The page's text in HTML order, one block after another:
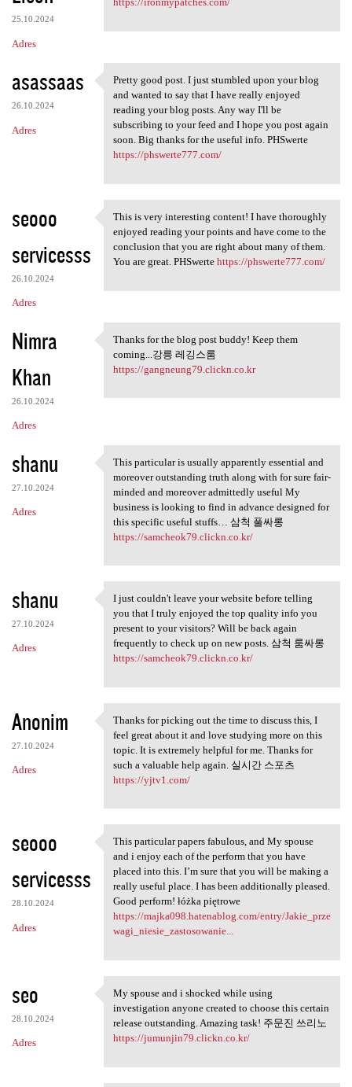
25.10.2024
Adres
asassaas
26.10.2024
Adres
Pretty good post. I just
Pretty good post. I just stumbled upon your blog
and wanted to say that I have really enjoyed
reading your blog posts. Any way I'll be
subscribing to your feed and I hope you post again
soon. Big thanks for the useful info. PHSwerte
https://phswerte777.com/
seooo
servicesss
26.10.2024
Adres
This is very interesting
This is very interesting content! I have thoroughly
enjoyed reading your points and have come to the
conclusion that you are right about many of them.
You are great. PHSwerte https://phswerte777.com/
Nimra
Khan
26.10.2024
Adres
Thanks for the blog post
Thanks for the blog post buddy! Keep them
coming...강릉 레깅스룸
https://gangneung79.clickn.co.kr
shanu
27.10.2024
Adres
This particular is usually
This particular is usually apparently essential and
moreover outstanding truth along with for sure fair-
minded and moreover admittedly useful My
business is looking to find in advance designed for
this specific useful stuffs… 삼척 풀싸롱
https://samcheok79.clickn.co.kr/
shanu
27.10.2024
Adres
I just couldn't leave your
I just couldn't leave your website before telling
you that I truly enjoyed the top quality info you
present to your visitors? Will be back again
frequently to check up on new posts. 삼척 룸싸롱
https://samcheok79.clickn.co.kr/
Anonim
27.10.2024
Adres
Thanks for picking out the
Thanks for picking out the time to discuss this, I
feel great about it and love studying more on this
topic. It is extremely helpful for me. Thanks for
such a valuable help again. 실시간 스포츠
https://yjtv1.com/
seooo
servicesss
28.10.2024
Adres
This particular papers
This particular papers fabulous, and My spouse
and i enjoy each of the perform that you have
placed into this. I’m sure that you will be making a
really useful place. I has been additionally pleased.
Good perform! łóżka piętrowe
https://majka098.hatenablog.com/entry/Jakie_prze
wagi_niesie_zastosowanie...
seo
28.10.2024
Adres
My spouse and i shocked while
My spouse and i shocked while using
investigation anyone created to choose this certain
release outstanding. Amazing task! 주문진 쓰리노
https://jumunjin79.clickn.co.kr/